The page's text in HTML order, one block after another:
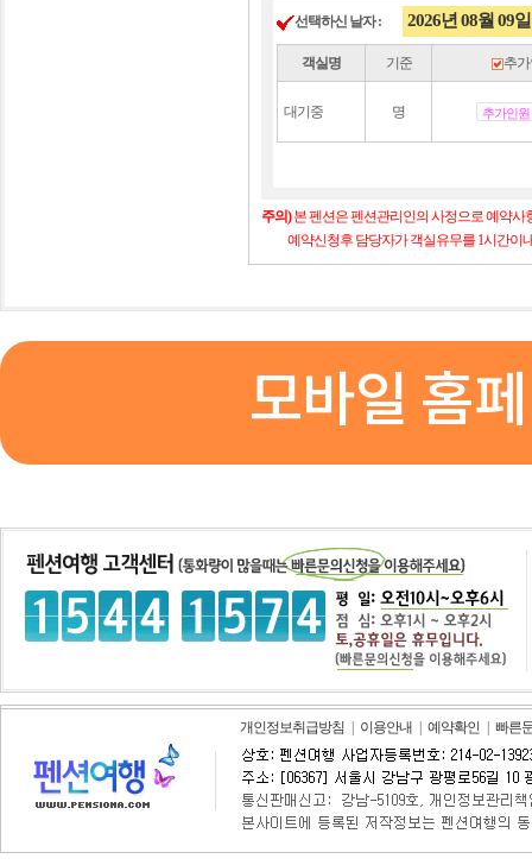
선택하신 날자 : 2026년 08월 09일
객실명 기준 추
대기중 명
주의)본 펜션은 펜션관리인의 사정으로 예약사
예약신청후 담당자가 객실유무를 1시간이내
모바일 홈
개인정보취급방침 이용안내 예약확인 빠른